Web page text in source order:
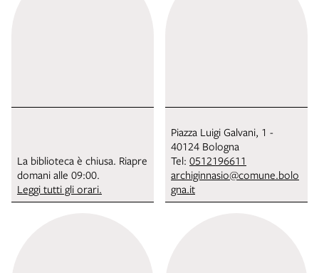
La biblioteca è chiusa. Riapre
domani alle 09:00.
Leggi tutti gli orari.
Piazza Luigi Galvani, 1 -
40124 Bologna
Tel: 0512196611
archiginnasio@comune.bolo
gna.it